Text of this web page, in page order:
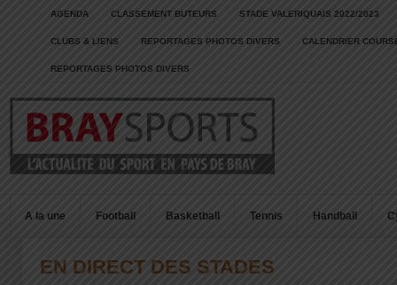
AGENDA CLASSEMENT BUTEURS STADE VALERIQUAIS 2022/2023
CLUBS & LIENS REPORTAGES PHOTOS DIVERS CALENDRIER
REPORTAGES PHOTOS DIVERS
A la une Football Basketball Tennis Handball
EN DIRECT DES STADES